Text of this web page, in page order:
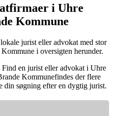
i Uhre
Kommune
jurist eller advokat med stor
i oversigten herunder.
en jurist eller advokat i Uhre
Kommunefindes der flere
din søgning efter en dygtig jurist.